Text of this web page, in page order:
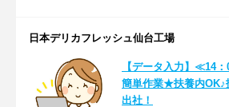
日本デリカフレッシュ仙台工場
【データ入力】≪14
簡単作業★扶養内OK♪
出社！